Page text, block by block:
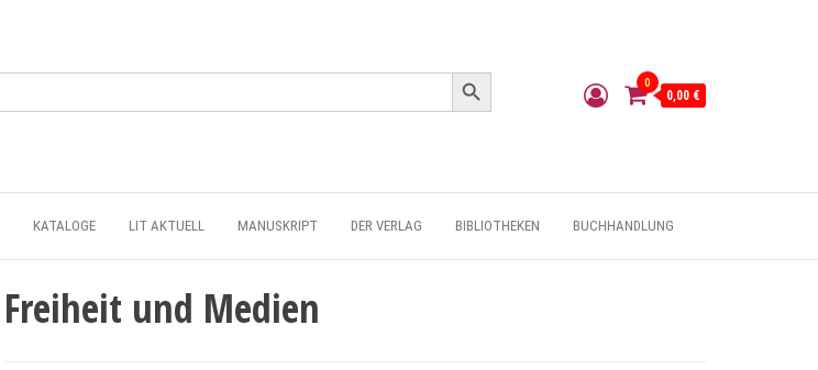
Search Button
0
0,00 €
KATALOGE LIT AKTUELL MANUSKRIPT DER VERLAG BIBLIOTHEKEN BUCHHANDLUNG
Freiheit und Medien